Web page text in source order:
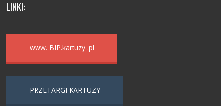
LINKI:
www. BIP.kartuzy .pl
PRZETARGI KARTUZY